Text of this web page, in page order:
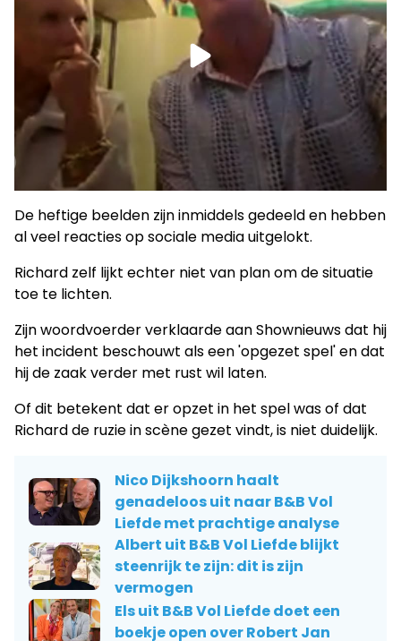
De heftige beelden zijn inmiddels gedeeld en hebben
al veel reacties op sociale media uitgelokt.
Richard zelf lijkt echter niet van plan om de situatie
toe te lichten.
Zijn woordvoerder verklaarde aan Shownieuws dat hij
het incident beschouwt als een 'opgezet spel' en dat
hij de zaak verder met rust wil laten.
Of dit betekent dat er opzet in het spel was of dat
Richard de ruzie in scène gezet vindt, is niet duidelijk.
Nico Dijkshoorn haalt
genadeloos uit naar B&B Vol
Liefde met prachtige analyse
Albert uit B&B Vol Liefde blijkt
steenrijk te zijn: dit is zijn
vermogen
Els uit B&B Vol Liefde doet een
boekje open over Robert Jan